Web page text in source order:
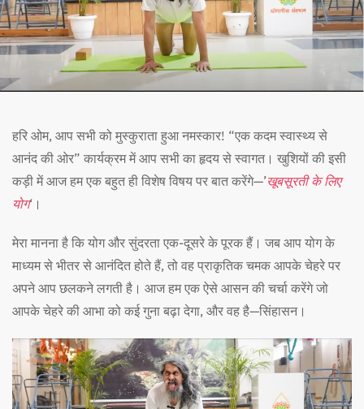
हरि ओम, आप सभी को मुस्कुराता हुआ नमस्कार! “एक कदम स्वास्थ्य से
आनंद की ओर” कार्यक्रम में आप सभी का हृदय से स्वागत। खुशियों की इसी
कड़ी में आज हम एक बहुत ही विशेष विषय पर बात करेंगे—’खूबसूरती के लिए
योग‘।
मेरा मानना है कि योग और सुंदरता एक-दूसरे के पूरक हैं। जब आप योग के
माध्यम से भीतर से आनंदित होते हैं, तो वह प्राकृतिक चमक आपके चेहरे पर
अपने आप छलकने लगती है। आज हम एक ऐसे आसन की चर्चा करेंगे जो
आपके चेहरे की आभा को कई गुना बढ़ा देगा, और वह है—सिंहासन।